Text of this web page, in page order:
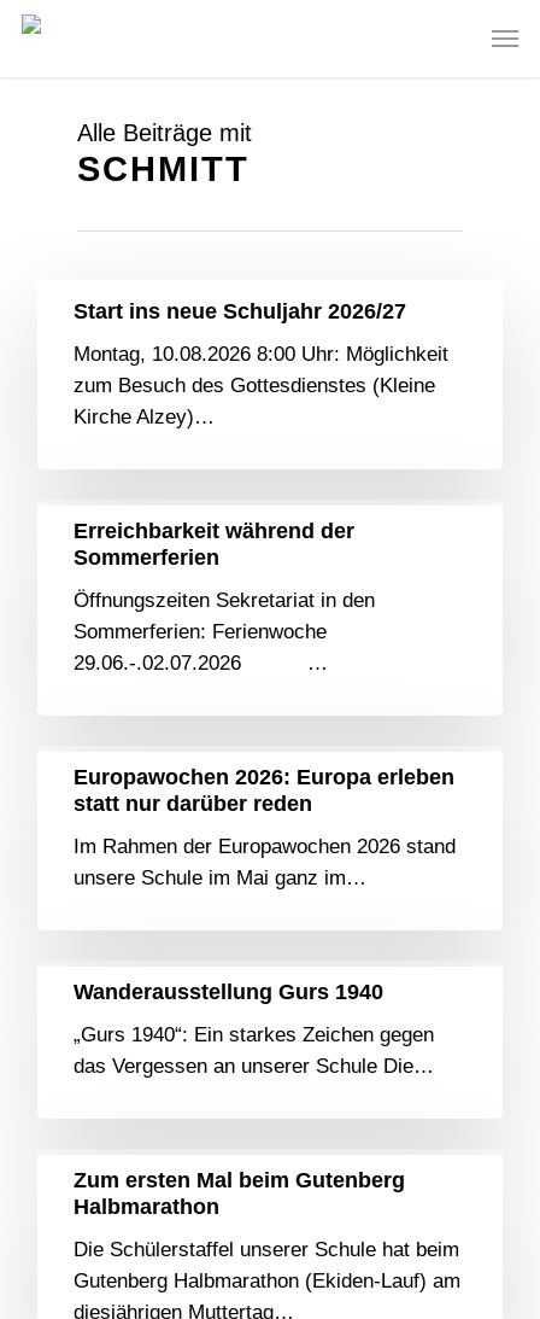
Skip
Alle Beiträge mit
SCHMITT
Start ins neue Schuljahr 2026/27
Montag, 10.08.2026 8:00 Uhr: Möglichkeit
zum Besuch des Gottesdienstes (Kleine
Kirche Alzey)…
Erreichbarkeit während der
Sommerferien
Öffnungszeiten Sekretariat in den
Sommerferien: Ferienwoche
29.06.-.02.07.2026 …
Europawochen 2026: Europa erleben
statt nur darüber reden
Im Rahmen der Europawochen 2026 stand
unsere Schule im Mai ganz im…
Wanderausstellung Gurs 1940
„Gurs 1940“: Ein starkes Zeichen gegen
das Vergessen an unserer Schule Die…
Zum ersten Mal beim Gutenberg
Halbmarathon
Die Schülerstaffel unserer Schule hat beim
Gutenberg Halbmarathon (Ekiden-Lauf) am
diesjährigen Muttertag…